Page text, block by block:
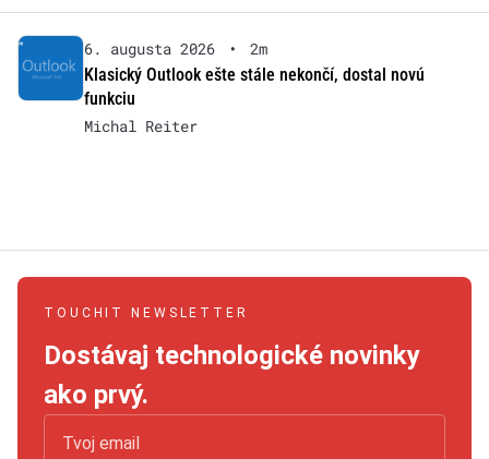
6. augusta 2026 •
2m
Klasický Outlook ešte stále nekončí, dostal novú
funkciu
Michal Reiter
TOUCHIT NEWSLETTER
Dostávaj technologické novinky
ako prvý.